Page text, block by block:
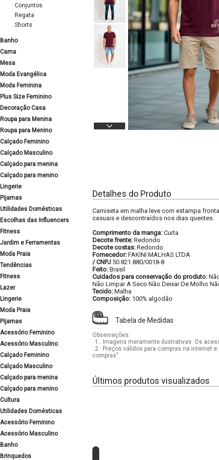
Conjuntos
Regata
Shorts
Banho
Cama
Mesa
Moda Evangélica
Moda Feminina
Plus Size Feminino
Decoração Casa
Roupa para Menina
Roupa para Menino
Calçado Feminino
Calçado Masculino
Calçado para menina
Calçado para menino
Lingerie
Pijamas
Utilidades Domésticas
Escolhas das Influencers
Fitness
Jardim e Ferramentas
Moda Praia
Tendências
Fitness
Lazer
Lingerie
Moda Praia
Pijamas
Acessório Feminino
Acessório Masculino
Calçado Feminino
Calçado Masculino
Calçado para menina
Calçado para menino
Cultura
Utilidades Domésticas
Acessório Feminino
Acessório Masculino
Banho
Brinquedos
Detalhes do Produto
Camiseta em malha leve com estampa
casuais e descontraídos nos dias quentes.
Comprimento da manga: Curta
Decote frente: Redondo
Decote costas: Redondo
Fornecedor: FAKINI MALHAS LTDA
/ CNPJ 50.821.880/0018-8
Feito: Brasil
Cuidados para conservação do produto:
Não Limpar A Seco Não Deixar De Molho
Tecido: Malha
Composição: 100% algodão
Tabela de Medidas
Observações:
1.
Imagens meramente ilustrativas. Os
2.
Preços válidos para compras na internet
compras".
Últimos produtos visualizados